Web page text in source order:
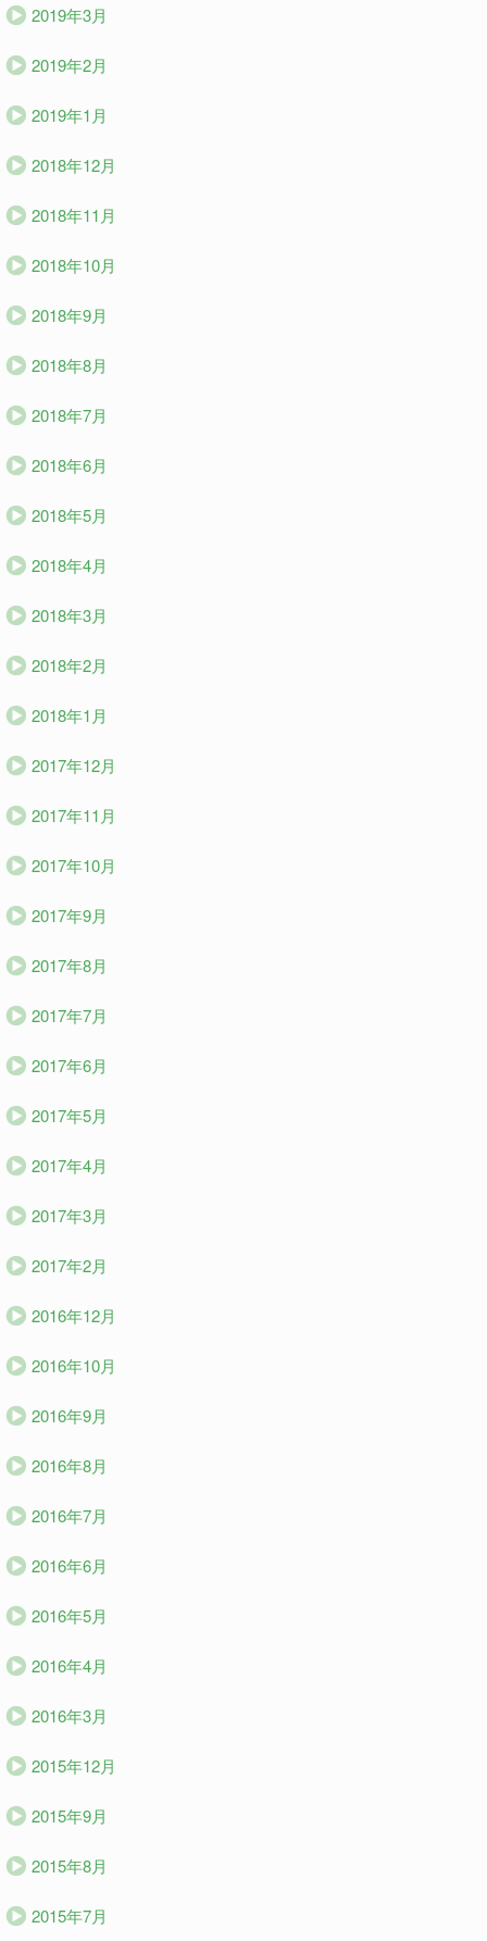
2019年3月
2019年2月
2019年1月
2018年12月
2018年11月
2018年10月
2018年9月
2018年8月
2018年7月
2018年6月
2018年5月
2018年4月
2018年3月
2018年2月
2018年1月
2017年12月
2017年11月
2017年10月
2017年9月
2017年8月
2017年7月
2017年6月
2017年5月
2017年4月
2017年3月
2017年2月
2016年12月
2016年10月
2016年9月
2016年8月
2016年7月
2016年6月
2016年5月
2016年4月
2016年3月
2015年12月
2015年9月
2015年8月
2015年7月